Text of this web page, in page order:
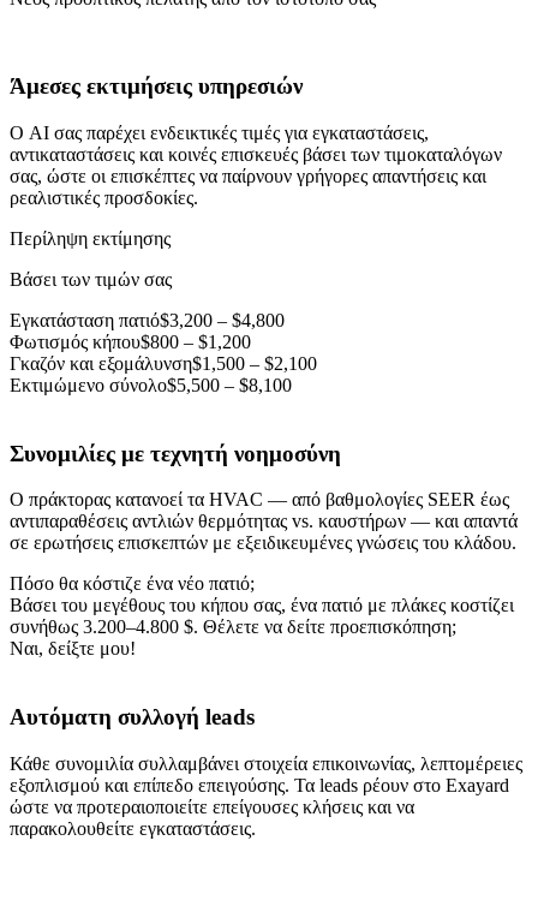
Άμεσες εκτιμήσεις υπηρεσιών
Ο AI σας παρέχει ενδεικτικές τιμές για εγκαταστάσεις,
αντικαταστάσεις και κοινές επισκευές βάσει των τιμοκαταλόγων
σας, ώστε οι επισκέπτες να παίρνουν γρήγορες απαντήσεις και
ρεαλιστικές προσδοκίες.
Περίληψη εκτίμησης
Βάσει των τιμών σας
Εγκατάσταση πατιό$3,200 – $4,800
Φωτισμός κήπου$800 – $1,200
Γκαζόν και εξομάλυνση$1,500 – $2,100
Εκτιμώμενο σύνολο$5,500 – $8,100
Συνομιλίες με τεχνητή νοημοσύνη
Ο πράκτορας κατανοεί τα HVAC — από βαθμολογίες SEER έως
αντιπαραθέσεις αντλιών θερμότητας vs. καυστήρων — και απαντά
σε ερωτήσεις επισκεπτών με εξειδικευμένες γνώσεις του κλάδου.
Πόσο θα κόστιζε ένα νέο πατιό;
Βάσει του μεγέθους του κήπου σας, ένα πατιό με πλάκες κοστίζει
συνήθως 3.200–4.800 $. Θέλετε να δείτε προεπισκόπηση;
Ναι, δείξτε μου!
Αυτόματη συλλογή leads
Κάθε συνομιλία συλλαμβάνει στοιχεία επικοινωνίας, λεπτομέρειες
εξοπλισμού και επίπεδο επειγούσης. Τα leads ρέουν στο Exayard
ώστε να προτεραιοποιείτε επείγουσες κλήσεις και να
παρακολουθείτε εγκαταστάσεις.